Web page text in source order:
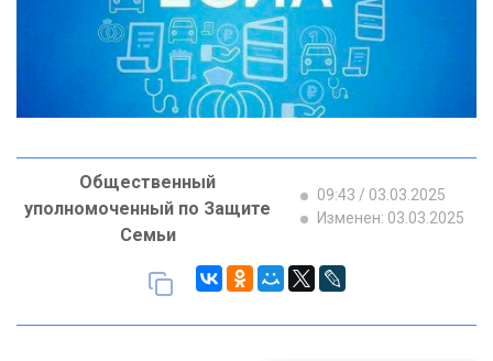
Общественный
уполномоченный по Защите
Семьи
09:43 / 03.03.2025
Изменен: 03.03.2025